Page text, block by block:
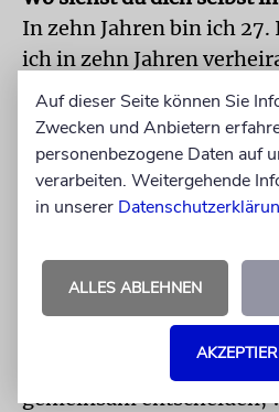
In zehn Jahren bin ich 27.
ich in zehn Jahren
der Person, die ich von
werde, und dass wir in
eine Familie gegrün det
bin ich bis dahin auch
Ich versuche, mich nicht
einfach offen bleiben
immer: »Heimat ist für
sondern eine Beziehung
gemeinsam entscheiden,
Auf dieser Seite können Sie
Zwecken und Anbietern
personenbezogene Daten auf
verarbeiten. Weitergehende
in unserer
ALLES ABLEHNEN